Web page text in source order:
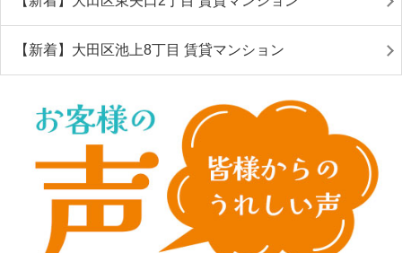
【新着】大田区池上8丁目 賃貸マンション